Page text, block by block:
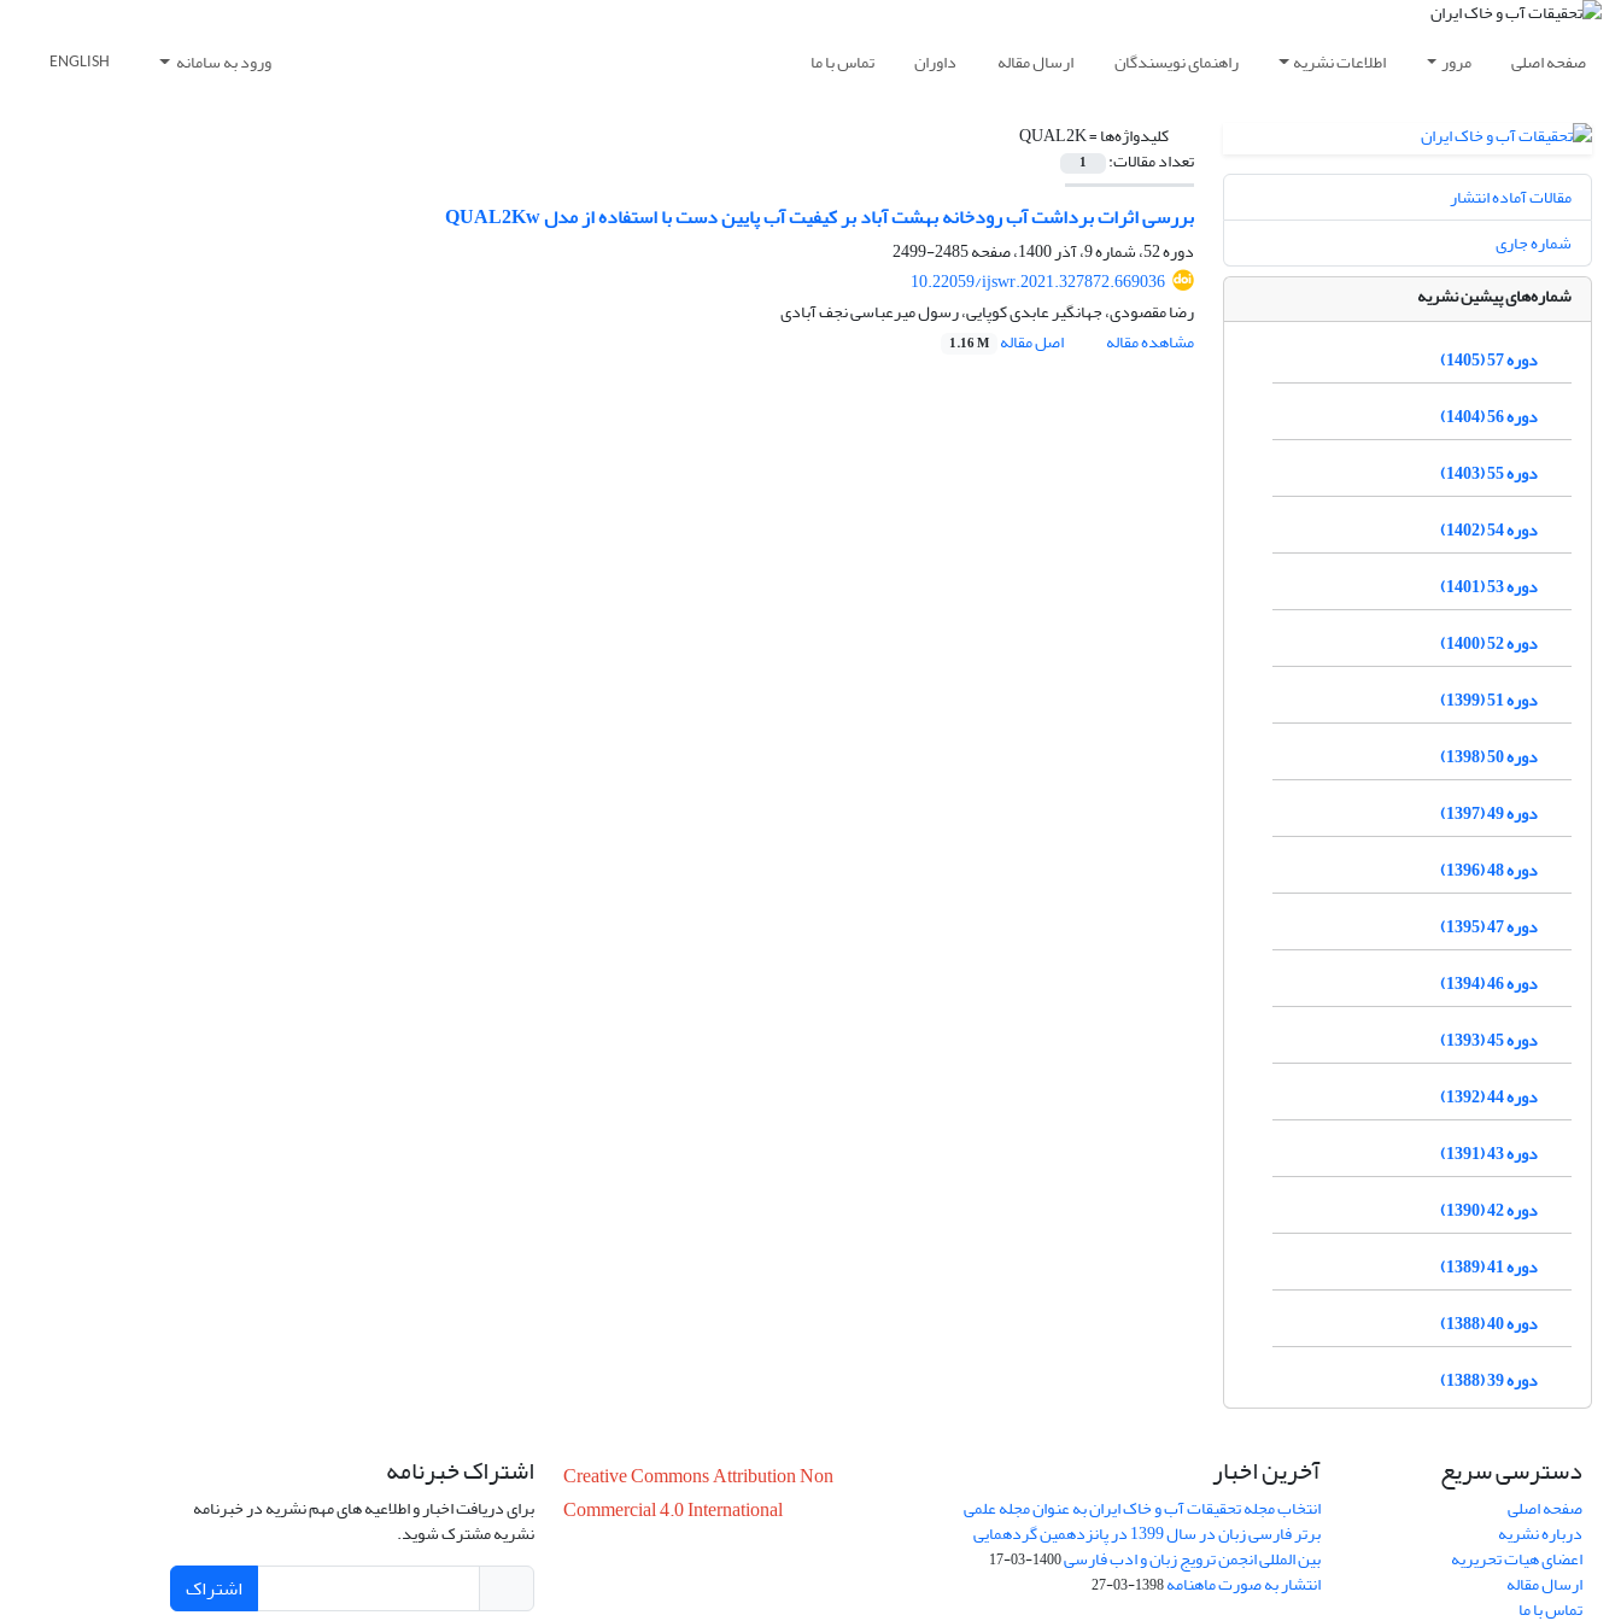
صفحه اصلی مرور اطلاعات نشریه راهنمای نویسندگان ارسال مقاله داوران تماس با ما ورود به سامانه ENGLISH
کلیدواژه‌ها =QUAL2K
تعداد مقالات: 1
بررسی اثرات برداشت آب رودخانه بهشت آباد بر کیفیت آب پایین دست با استفاده از مدل QUAL2Kw
دوره 52، شماره 9، آذر 1400، صفحه
2485-2499
10.22059/ijswr.2021.327872.669036
رضا مقصودی، جهانگیر عابدی کوپایی، رسول میرعباسی نجف آبادی
مشاهده مقاله
اصل مقاله 1.16 M
مقالات آماده انتشار
شماره جاری
شماره‌های پیشین نشریه
دوره 57 (1405)
دوره 56 (1404)
دوره 55 (1403)
دوره 54 (1402)
دوره 53 (1401)
دوره 52 (1400)
دوره 51 (1399)
دوره 50 (1398)
دوره 49 (1397)
دوره 48 (1396)
دوره 47 (1395)
دوره 46 (1394)
دوره 45 (1393)
دوره 44 (1392)
دوره 43 (1391)
دوره 42 (1390)
دوره 41 (1389)
دوره 40 (1388)
دوره 39 (1388)
دسترسی سریع
صفحه اصلی
درباره نشریه
اعضای هیات تحریریه
ارسال مقاله
تماس با ما
آخرین اخبار
انتخاب مجله تحقیقات آب و خاک ایران به عنوان مجله علمی
برتر فارسی زبان در سال 1399 در پانزدهمین گردهمایی
بین المللی انجمن ترویج زبان و ادب فارسی1400-03-17
انتشار به صورت ماهنامه1398-03-27
Creative Commons Attribution Non
Commercial 4.0 International
اشتراک خبرنامه
برای دریافت اخبار و اطلاعیه های مهم نشریه در خبرنامه
نشریه مشترک شوید.
اشتراک